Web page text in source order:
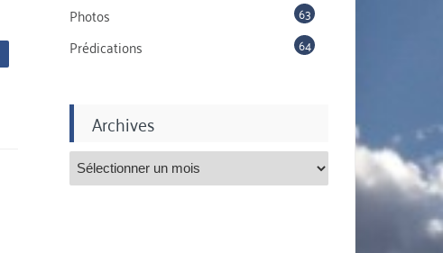
Photos 63
Prédications 64
Archives